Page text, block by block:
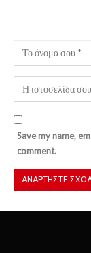
Save my name,
comment.